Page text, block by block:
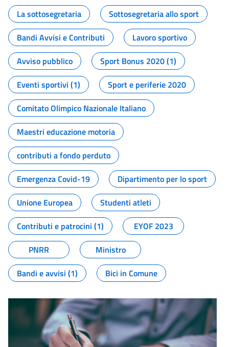
La sottosegretaria
Sottosegretaria allo sport
Bandi Avvisi e Contributi
Lavoro sportivo
Avviso pubblico
Sport Bonus 2020 (1)
Eventi sportivi (1)
Sport e periferie 2020
Comitato Olimpico Nazionale Italiano
Maestri educazione motoria
contributi a fondo perduto
Emergenza Covid-19
Dipartimento per lo sport
Unione Europea
Studenti atleti
Contributi e patrocini (1)
EYOF 2023
PNRR
Ministro
Bandi e avvisi (1)
Bici in Comune